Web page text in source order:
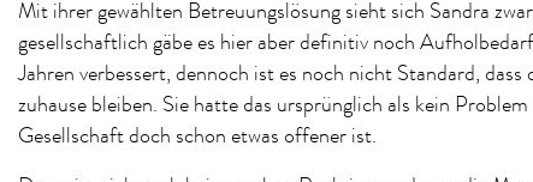
Mit ihrer gewählten Betreuungslösung sieht sich Sandra
gesellschaftlich gäbe es hier aber definitiv noch
Jahren verbessert, dennoch ist es noch nicht Standard,
zuhause bleiben. Sie hatte das ursprünglich als kein
Gesellschaft doch schon etwas offener ist.